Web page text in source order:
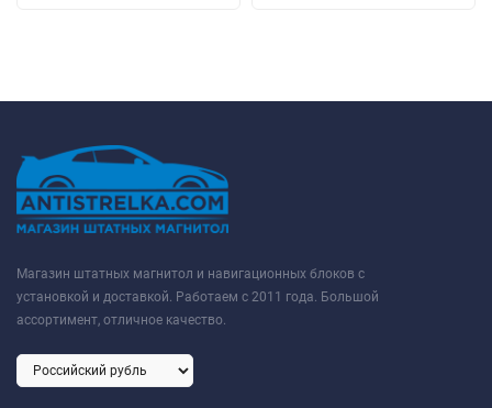
Магазин штатных магнитол и навигационных блоков с
установкой и доставкой. Работаем с 2011 года. Большой
ассортимент, отличное качество.